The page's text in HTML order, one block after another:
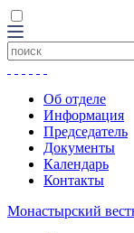
Об отделе
Информация
Председатель
Документы
Календарь
Контакты
Монастырский